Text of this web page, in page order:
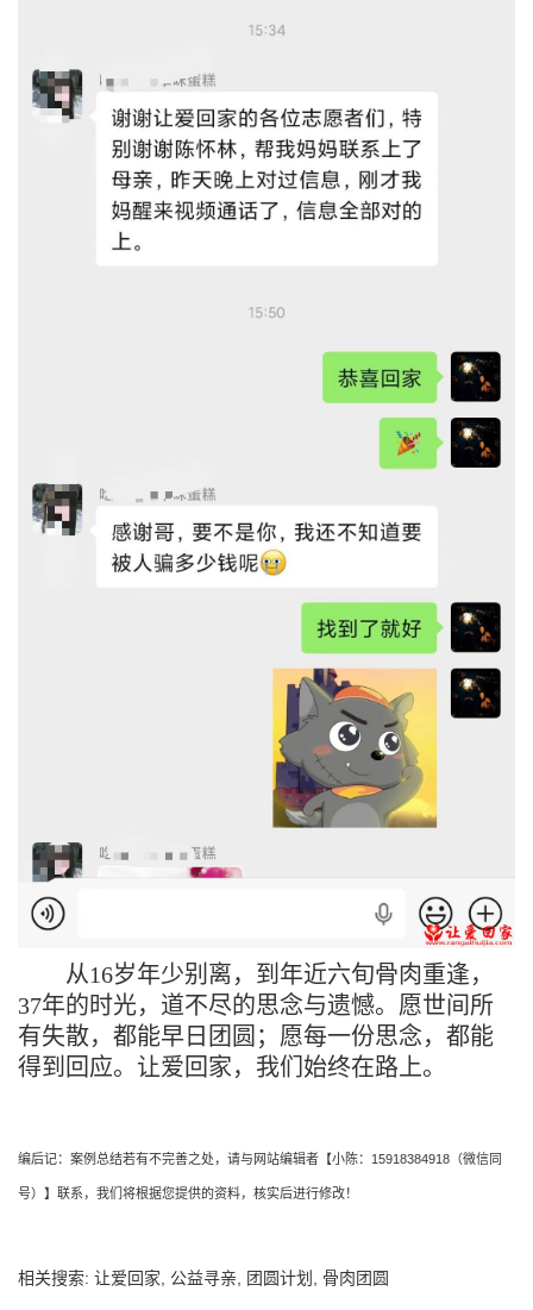
从16岁年少别离，到年近六旬骨肉重逢，
37年的时光，道不尽的思念与遗憾。愿世间所
有失散，都能早日团圆；愿每一份思念，都能
得到回应。让爱回家，我们始终在路上。
编后记：案例总结若有不完善之处，请与网站编辑者【小陈： 15918384918 （微信同
号）】联系，我们将根据您提供的资料，核实后进行修改！
相关搜索: 让爱回家 公益寻亲 团圆计划 骨肉团圆